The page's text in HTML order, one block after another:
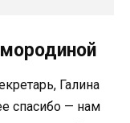
Галина
спасибо — нам